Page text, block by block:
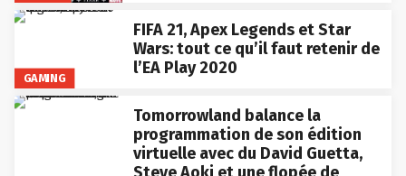
GAMING
FIFA 21, Apex Legends et Star
Wars: tout ce qu’il faut retenir de
l’EA Play 2020
Tomorrowland balance la
programmation de son édition
virtuelle avec du David Guetta,